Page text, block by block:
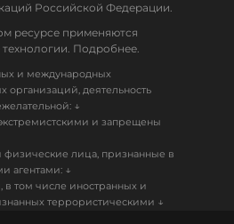
Российской Федерации.
ресурсе применяются
Подробнее.
и международных
организаций, деятельность
↓
и запрещены
лица, признанные в
агентами: ↓
в том числе иностранных и
террористическими ↓